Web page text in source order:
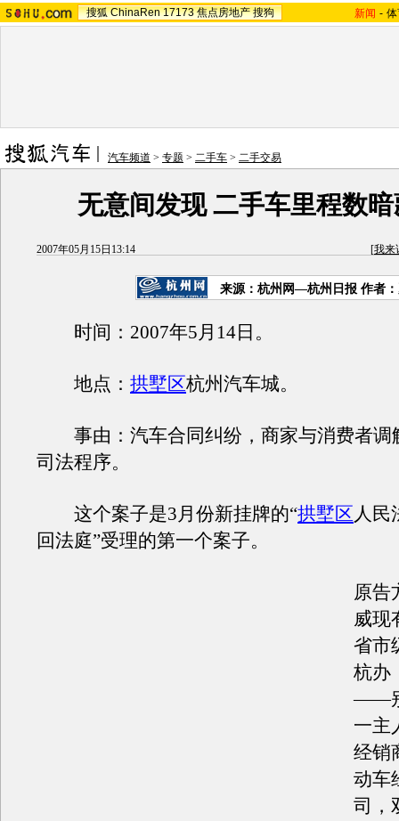
搜狐 ChinaRen 17173 焦点房地产 搜狗 新闻 -
汽车频道 > 专题 > 二手车 > 二手交易
无意间发现 二手车里程数
2007年05月15日13:14 [我来
来源：杭州网—杭州日报 作者
时间：2007年5月14日。
地点： 拱墅区杭州汽车城。
事由：汽车合同纠纷，商家与消费者调
司法程序。
这个案子是3月份新挂牌的“拱墅区人民
回法庭”受理的第一个案子。
原
威现
省市
杭办
——
一主
经销
动车
司，